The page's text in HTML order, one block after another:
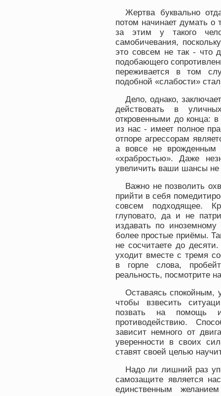
Жертва буквально
потом начинает думать о
за этим у такого
самобичевания,
это совсем не так - что
подобающего
переживается в том
подобной «слабости»
Дело, однако,
действовать в
откровенными до конца:
из нас - имеет полное
отпоре агрессорам
а вовсе не врожденным
«храбростью». Даже
увеличить ваши шансы не
Важно не позволить
прийти в себя
совсем подходящее.
глуповато, да и не
издавать по иноземному
более простые приёмы.
не сосчитаете до
уходит вместе с тремя
в горле слова,
реальность, посмотрите
Оставаясь спокойным,
чтобы взвесить
позвать на помощь
противодействию.
зависит немного от
уверенности в своих
ставят своей целью
Надо ли лишний раз
самозащите является
единственным